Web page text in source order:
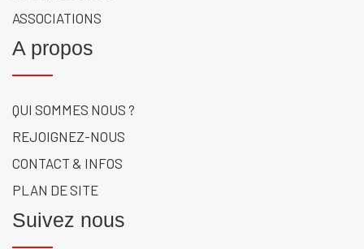
ASSOCIATIONS
A propos
QUI SOMMES NOUS ?
REJOIGNEZ-NOUS
CONTACT & INFOS
PLAN DE SITE
Suivez nous